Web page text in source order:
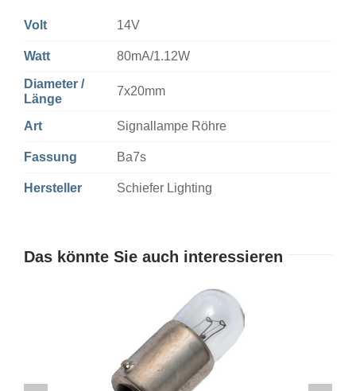
Volt 14V
Watt 80mA/1.12W
Diameter /
Länge
7x20mm
Art Signallampe Röhre
Fassung Ba7s
Hersteller Schiefer Lighting
Das könnte Sie auch interessieren